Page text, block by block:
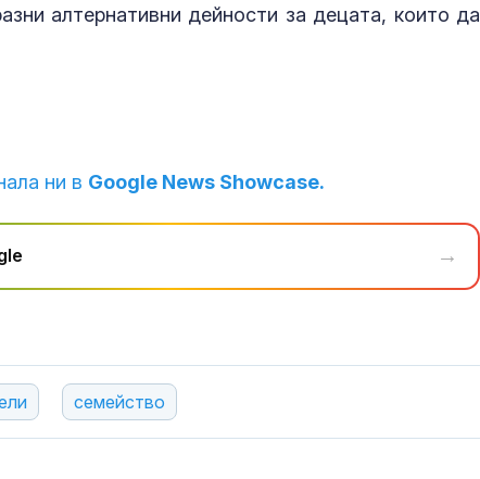
алтернативни дейности за децата, които да
ни в Google News Showcase.
→
семейство